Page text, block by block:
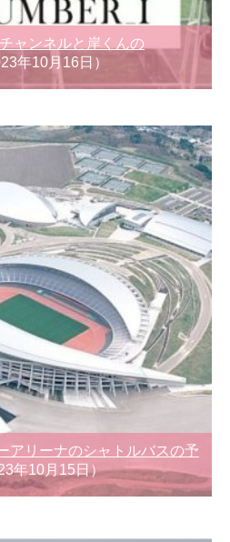
ャンネルと岸くんの
年10月16日）
アリーナのシャトルバスの予
年10月15日）